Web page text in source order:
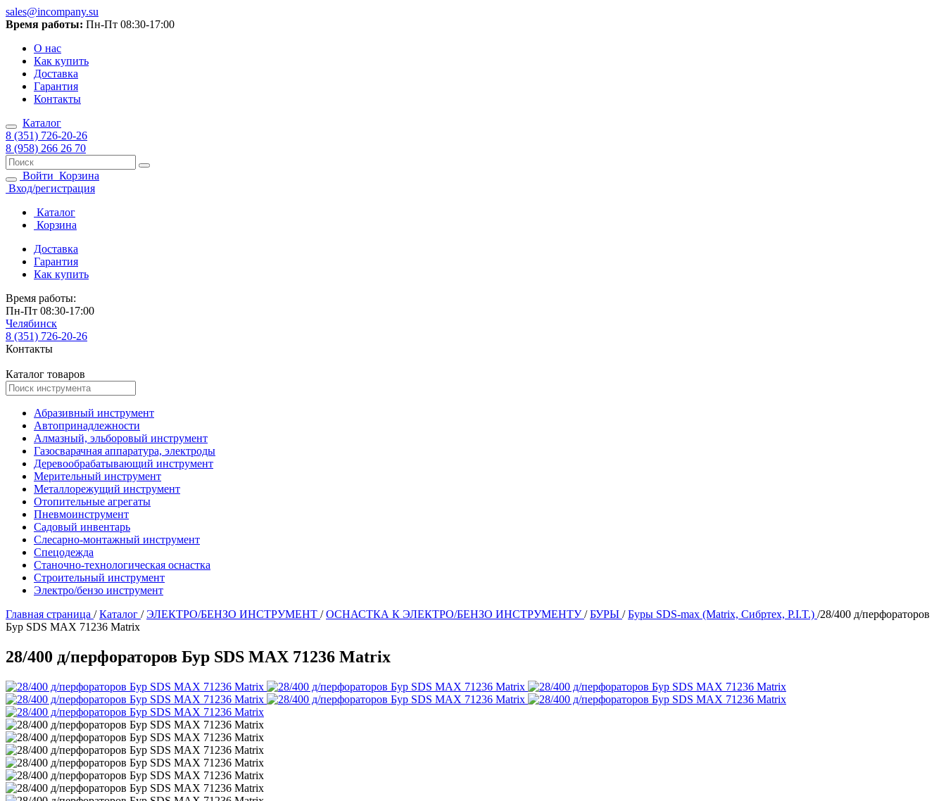
sales@incompany.su
Время работы: Пн-Пт 08:30-17:00
О нас
Как купить
Доставка
Гарантия
Контакты
Каталог
8 (351) 726-20-26
8 (958) 266 26 70
Войти Корзина
Вход/регистрация
Каталог
Корзина
Доставка
Гарантия
Как купить
Время работы:
Пн-Пт 08:30-17:00
Челябинск
8 (351) 726-20-26
Контакты
Каталог товаров
Абразивный инструмент
Автопринадлежности
Алмазный, эльборовый инструмент
Газосварачная аппаратура, электроды
Деревообрабатывающий инструмент
Мерительный инструмент
Металлорежущий инструмент
Отопительные агрегаты
Пневмоинструмент
Садовый инвентарь
Слесарно-монтажный инструмент
Спецодежда
Станочно-технологическая оснастка
Строительный инструмент
Электро/бензо инструмент
Главная страница / Каталог / ЭЛЕКТРО/БЕНЗО ИНСТРУМЕНТ / ОСНАСТКА К ЭЛЕКТРО/БЕНЗО ИНСТРУМЕНТУ/ БУРЫ / Буры SDS-max (Matrix, Сибртех, P.I.T.) /28/400 д/перфораторов
Бур SDS МАХ 71236 Matriх
28/400 д/перфораторов Бур SDS МАХ 71236 Matriх